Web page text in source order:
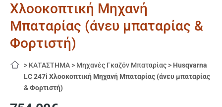
Χλοοκοπτική Μηχανή
Μπαταρίας (άνευ μπαταρίας &
Φορτιστή)
> ΚΑΤΑΣΤΗΜΑ > Μηχανές Γκαζόν Μπαταρίας > Husqvarna
LC 247i Χλοοκοπτική Μηχανή Μπαταρίας (άνευ μπαταρίας
& Φορτιστή)